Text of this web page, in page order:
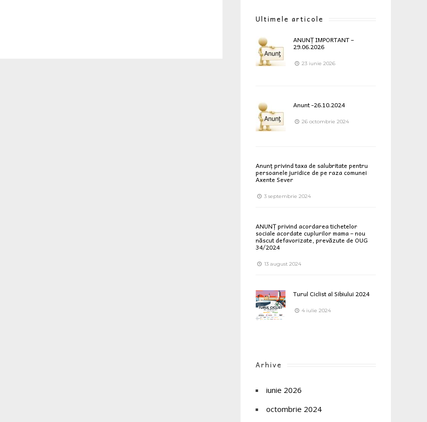
Ultimele articole
ANUNȚ IMPORTANT –
29.06.2026
23 iunie 2026
Anunt -26.10.2024
26 octombrie 2024
Anunț privind taxa de salubritate pentru
persoanele juridice de pe raza comunei
Axente Sever
3 septembrie 2024
ANUNȚ privind acordarea tichetelor
sociale acordate cuplurilor mama – nou
născut defavorizate, prevăzute de OUG
34/2024
13 august 2024
Turul Ciclist al Sibiului 2024
4 iulie 2024
Arhive
iunie 2026
octombrie 2024